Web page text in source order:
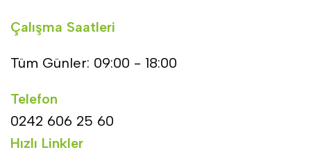
Çalışma Saatleri
Tüm Günler: 09:00 - 18:00
Telefon
0242 606 25 60
Hızlı Linkler